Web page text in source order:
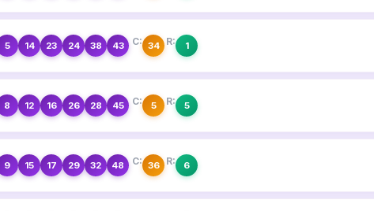
5 14 23 24 38 43 C: 34 R: 1
8 12 16 26 28 45 C: 5 R: 5
9 15 17 29 32 48 C: 36 R: 6